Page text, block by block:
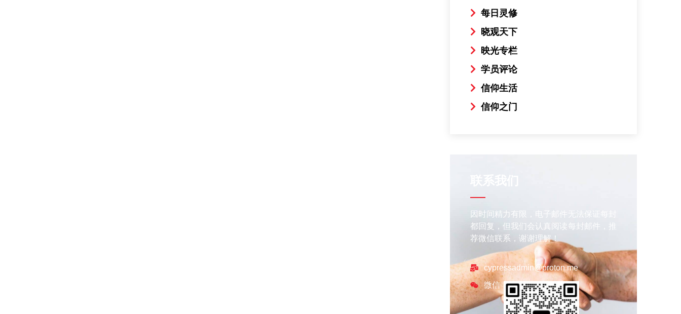
每日灵修
晓观天下
映光专栏
学员评论
信仰生活
信仰之门
因时间精力有限，电子邮件无法保证每封
都回复，但我们会认真阅读每封邮件，推
荐微信联系，谢谢理解！
cypressadmin@proton.me
微信